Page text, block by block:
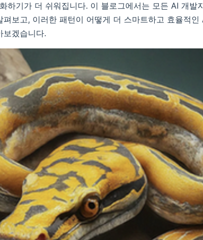
하기가 더 쉬워집니다. 이 블로그에서는 모든 AI 개발
펴보고, 이러한 패턴이 어떻게 더 스마트하고 효율적
보겠습니다.